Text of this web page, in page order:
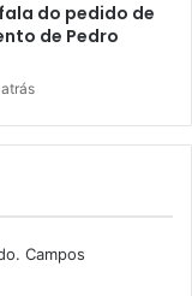
do pedido de
de Pedro
Campos